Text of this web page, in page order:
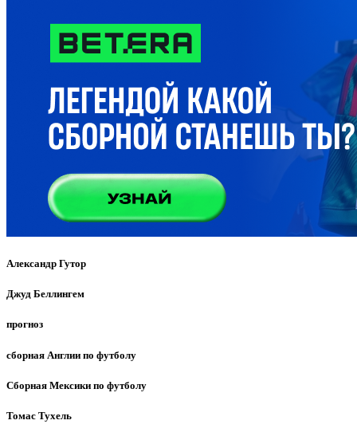
Александр Гутор
Джуд Беллингем
прогноз
сборная Англии по футболу
Сборная Мексики по футболу
Томас Тухель